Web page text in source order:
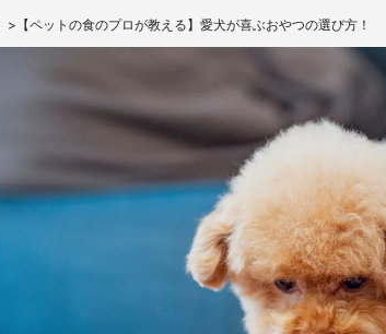
【ペットの食のプロが教える】愛犬が喜ぶおやつの選び方！